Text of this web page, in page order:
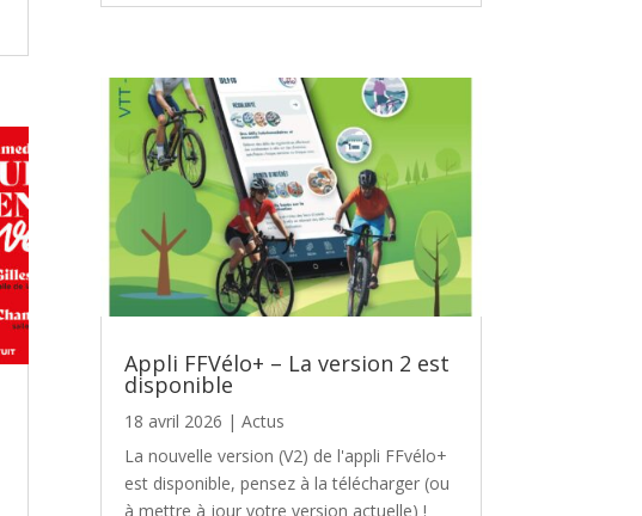
Appli FFVélo+ – La version 2 est
disponible
18 avril 2026 | Actus
La nouvelle version (V2) de l'appli FFvélo+
est disponible, pensez à la télécharger (ou
à mettre à jour votre version actuelle) !